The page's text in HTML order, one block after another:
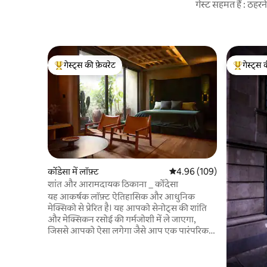
गेस्ट सहमत हैं :
गेस्ट्स का टॉप फ़ेवरेट
गेस्ट्स की फ़ेवरेट
कोंडेसा में लॉफ़्ट औसत रेटिंग 5 में से 4.96, 109
4.96 (109)
शांत और आरामदायक ठिकाना _ कोंदेसा
यह आकर्षक लॉफ़्ट ऐतिहासिक और आधुनिक
मेक्सिको से प्रेरित है। यह आपको सेनोट्स की शांति
और मेक्सिकन रसोई की गर्मजोशी में ले जाएगा,
जिससे आपको ऐसा लगेगा जैसे आप एक पारंपरिक
गेस्ट्स का
गेस्ट्स